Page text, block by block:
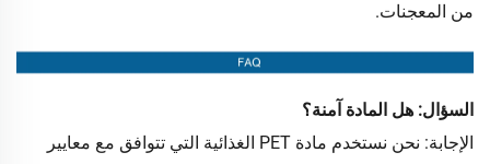
من المعجنات.
السؤال: هل المادة آمنة؟
الإجابة: نحن نستخدم مادة PET الغذائية التي تتوافق مع معايير